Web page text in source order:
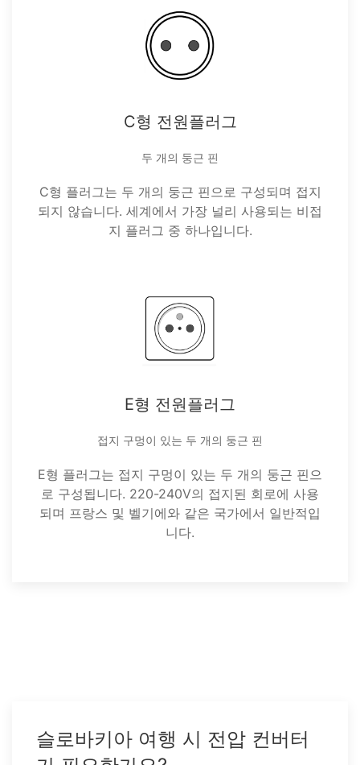
C형 전원플러그
두 개의 둥근 핀
C형 플러그는 두 개의 둥근 핀으로 구성되며 접지
되지 않습니다. 세계에서 가장 널리 사용되는 비접
지 플러그 중 하나입니다.
E형 전원플러그
접지 구멍이 있는 두 개의 둥근 핀
E형 플러그는 접지 구멍이 있는 두 개의 둥근 핀으
로 구성됩니다. 220-240V의 접지된 회로에 사용
되며 프랑스 및 벨기에와 같은 국가에서 일반적입
니다.
슬로바키아 여행 시 전압 컨버터